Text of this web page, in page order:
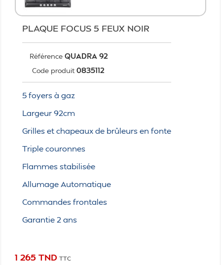
PLAQUE FOCUS 5 FEUX NOIR
Référence QUADRA 92
Code produit 0835112
5 foyers à gaz
Largeur 92cm
Grilles et chapeaux de brûleurs en fonte
Triple couronnes
Flammes stabilisée
Allumage Automatique
Commandes frontales
Garantie 2 ans
1 265 TND TTC